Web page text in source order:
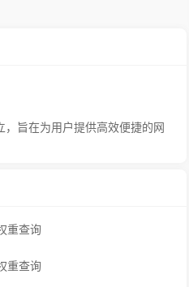
旨在为用户提供高效便捷的网
重查询
重查询